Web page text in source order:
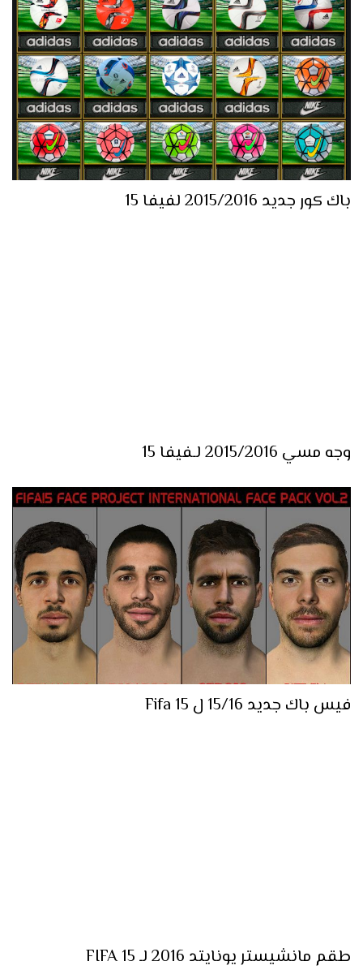
باك كور جديد 2015/2016 لفيفا 15
وجه مسي 2015/2016 لـفيفا 15
فيس باك جديد 15/16 ل Fifa 15
طقم مانشيستر يونايتد 2016 لـ FIFA 15